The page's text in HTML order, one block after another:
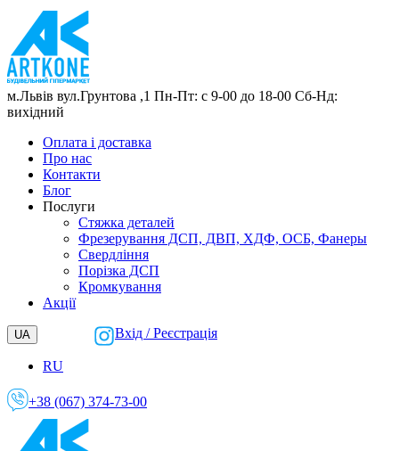
м.Львів вул.Грунтова ,1 Пн-Пт: с 9-00 до 18-00 Сб-Нд:
вихідний
Оплата і доставка
Про нас
Контакти
Блог
Послуги
Cтяжка деталей
Фрезерування ДСП, ДВП, ХДФ, ОСБ, Фанеры
Свердління
Порізка ДСП
Кромкування
Акції
UA
RU
Вхід / Реєстрація
+38 (067) 374-73-00